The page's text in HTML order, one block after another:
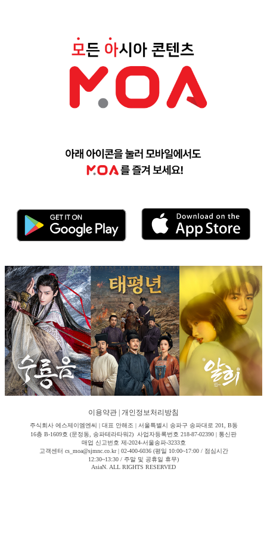
이용약관 개인정보처리방침
주식회사 에스제이엠엔씨 | 대표 안해조 | 서울특별시 송파구 송파대로 201, B동
16층 B-1609호 (문정동, 송파테라타워2) 사업자등록번호 218-87-02390 | 통신판
매업 신고번호 제-2024-서울송파-3233호
고객센터 cs_moa@sjmnc.co.kr | 02-400-6036 (평일 10:00~17:00 / 점심시간
12:30~13:30 / 주말 및 공휴일 휴무)
AsiaN. ALL RIGHTS RESERVED